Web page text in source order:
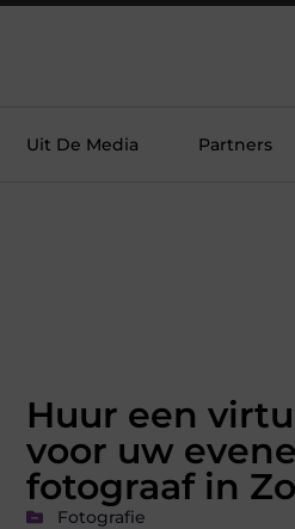
Uit De Media Partners
Huur een
voor uw
fotograaf in
Fotografie